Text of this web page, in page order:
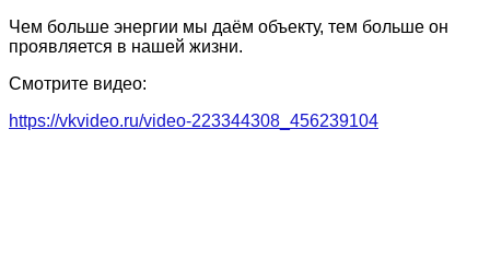
Чем больше энергии мы даём объекту, тем больше он
проявляется в нашей жизни.
Смотрите видео:
https://vkvideo.ru/video-223344308_456239104